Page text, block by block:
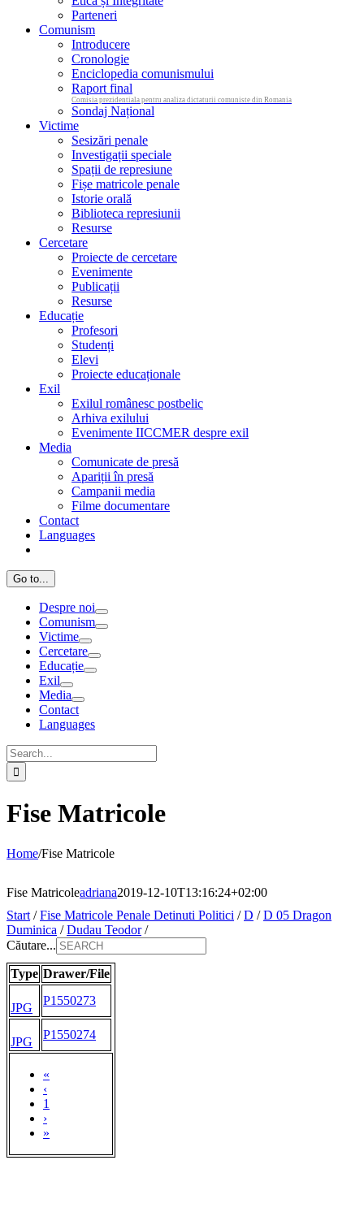
Parteneri
Comunism
Introducere
Cronologie
Enciclopedia comunismului
Raport final
Comisia prezidentiala pentru analiza dictaturii comuniste din Romania
Sondaj Național
Victime
Sesizări penale
Investigații speciale
Spații de represiune
Fișe matricole penale
Istorie orală
Biblioteca represiunii
Resurse
Cercetare
Proiecte de cercetare
Evenimente
Publicații
Resurse
Educație
Profesori
Studenți
Elevi
Proiecte educaționale
Exil
Exilul românesc postbelic
Arhiva exilului
Evenimente IICCMER despre exil
Media
Comunicate de presă
Apariții în presă
Campanii media
Filme documentare
Contact
Languages
Go to...
Despre noi
Comunism
Victime
Cercetare
Educație
Exil
Media
Contact
Languages
Search
for:
Fise Matricole
Home/Fise Matricole
Fise Matricoleadriana2019-12-10T13:16:24+02:00
Start /Fise Matricole Penale Detinuti Politici /D /D 05 Dragon
Duminica /Dudau Teodor/
Căutare...
Type Drawer/File
«
‹
1
›
»
JPG
P1550273
JPG
P1550274